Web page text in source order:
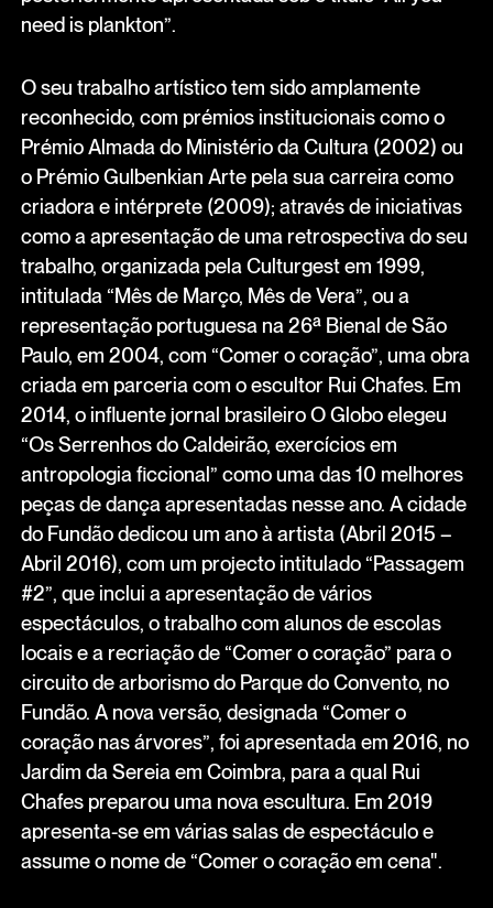
need is plankton”.
O seu trabalho artístico tem sido amplamente
reconhecido, com prémios institucionais como o
Prémio Almada do Ministério da Cultura (2002) ou
o Prémio Gulbenkian Arte pela sua carreira como
criadora e intérprete (2009); através de iniciativas
como a apresentação de uma retrospectiva do seu
trabalho, organizada pela Culturgest em 1999,
intitulada “Mês de Março, Mês de Vera”, ou a
representação portuguesa na 26ª Bienal de São
Paulo, em 2004, com “Comer o coração”, uma obra
criada em parceria com o escultor Rui Chafes. Em
2014, o influente jornal brasileiro O Globo elegeu
“Os Serrenhos do Caldeirão, exercícios em
antropologia ficcional” como uma das 10 melhores
peças de dança apresentadas nesse ano. A cidade
do Fundão dedicou um ano à artista (Abril 2015 –
Abril 2016), com um projecto intitulado “Passagem
#2”, que inclui a apresentação de vários
espectáculos, o trabalho com alunos de escolas
locais e a recriação de “Comer o coração” para o
circuito de arborismo do Parque do Convento, no
Fundão. A nova versão, designada “Comer o
coração nas árvores”, foi apresentada em 2016, no
Jardim da Sereia em Coimbra, para a qual Rui
Chafes preparou uma nova escultura. Em 2019
apresenta-se em várias salas de espectáculo e
assume o nome de “Comer o coração em cena".